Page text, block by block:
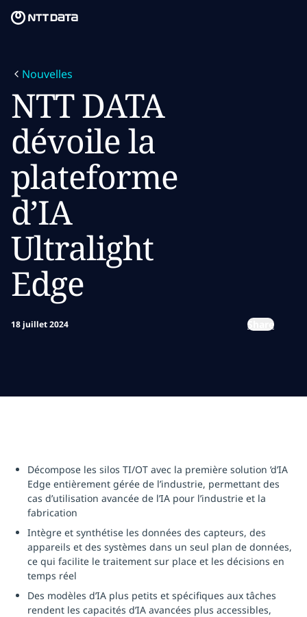
Ce que nous pensons
Qui nous sommes
Salle de presse
Carrières
Nouvelles
NTT DATA
dévoile la
plateforme
d’IA
Ultralight
Edge
18 juillet 2024 Share
Décompose les silos TI/OT avec la première solution ’d’IA
Edge entièrement gérée de l’industrie, permettant des
cas d’utilisation avancée de l’IA pour l’industrie et la
fabrication
Intègre et synthétise les données des capteurs, des
appareils et des systèmes dans un seul plan de données,
ce qui facilite le traitement sur place et les décisions en
temps réel
Des modèles d’IA plus petits et spécifiques aux tâches
rendent les capacités d’IA avancées plus accessibles,